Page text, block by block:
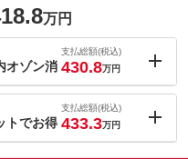
万円
オゾン消
支払総額(税込)
430.8万円
トでお得
支払総額(税込)
433.3万円